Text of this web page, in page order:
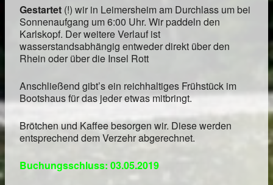
Gestartet (!) wir in Leimersheim am Durchlass um bei
Sonnenaufgang um 6:00 Uhr. Wir paddeln den
Karlskopf. Der weitere Verlauf ist
wasserstandsabhängig entweder direkt über den
Rhein oder über die Insel Rott
Anschließend gibt’s ein reichhaltiges Frühstück im
Bootshaus für das jeder etwas mitbringt.
Brötchen und Kaffee besorgen wir. Diese werden
entsprechend dem Verzehr abgerechnet.
Buchungsschluss: 03.05.2019